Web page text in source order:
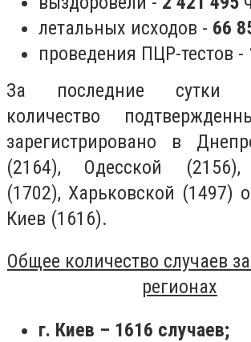
летальных исходов - 66
проведения ПЦР-тестов -
За последние сутки
количество
зарегистрировано в
(2164), Одесской (2156),
(1702), Харьковской (1497)
Киев (1616).
Общее количество случаев
регионах
г. Киев – 1616 случаев;